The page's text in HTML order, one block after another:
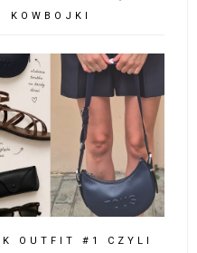
KOWBOJKI
OUTFIT #1 CZYLI